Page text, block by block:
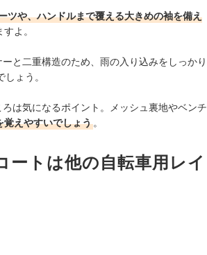
ツや、ハンドルまで覆える大きめの袖を備え
よ。
と二重構造のため、雨の入り込みをしっかり
しょう。
は気になるポイント。メッシュ裏地やベンチ
覚えやすいでしょう 。
トは他の自転車用レイ